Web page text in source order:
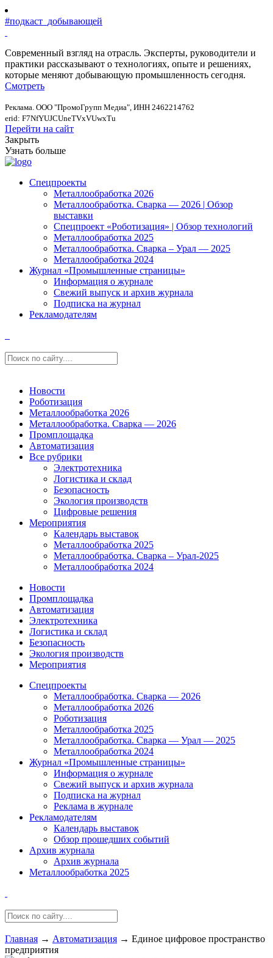
#подкаст_добывающей
Современный взгляд на отрасль. Эксперты, руководители и
практики рассказывают о технологиях, опыте и решениях,
которые меняют добывающую промышленность сегодня.
Смотреть
Реклама. ООО "ПромоГрупп Медиа", ИНН 2462214762
erid: F7NfYUJCUneTVxVUwxTu
Перейти на сайт
Закрыть
Узнать больше
Спецпроекты
Металлообработка 2026
Металлообработка. Сварка — 2026 | Обзор
выставки
Спецпроект «Роботизация» | Обзор технологий
Металлообработка 2025
Металлообработка. Сварка – Урал — 2025
Металлообработка 2024
Журнал «Промышленные страницы»
Информация о журнале
Свежий выпуск и архив журнала
Подписка на журнал
Рекламодателям
Новости
Роботизация
Металлообработка 2026
Металлообработка. Сварка — 2026
Промплощадка
Автоматизация
Все рубрики
Электротехника
Логистика и склад
Безопасность
Экология производств
Цифровые решения
Мероприятия
Календарь выставок
Металлообработка 2025
Металлообработка. Сварка – Урал-2025
Металлообработка 2024
Новости
Промплощадка
Автоматизация
Электротехника
Логистика и склад
Безопасность
Экология производств
Мероприятия
Спецпроекты
Металлообработка. Сварка — 2026
Металлообработка 2026
Роботизация
Металлообработка 2025
Металлообработка. Сварка — Урал — 2025
Металлообработка 2024
Журнал «Промышленные страницы»
Информация о журнале
Свежий выпуск и архив журнала
Подписка на журнал
Реклама в журнале
Рекламодателям
Календарь выставок
Обзор прошедших событий
Архив журнала
Архив журнала
Металлообработка 2025
Главная → Автоматизация → Единое цифровое пространство
предприятия